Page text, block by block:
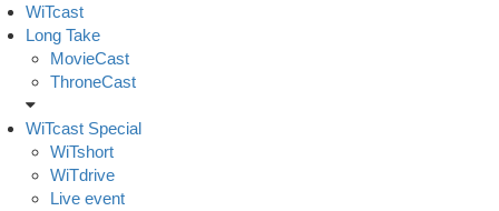
Skip
to
content
WiTcast
Long Take
MovieCast
ThroneCast
WiTcast Special
WiTshort
WiTdrive
Live event